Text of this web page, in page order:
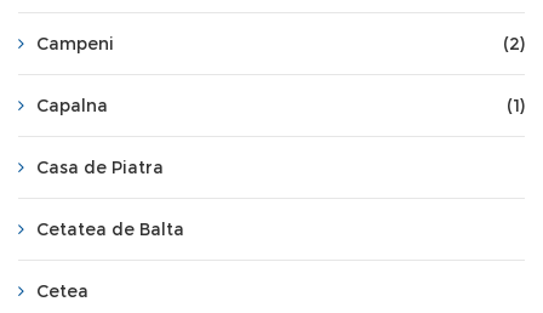
Campeni (2)
Capalna (1)
Casa de Piatra
Cetatea de Balta
Cetea